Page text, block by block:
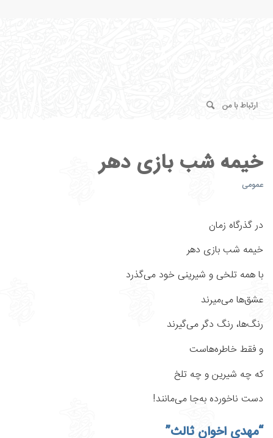
ارتباط با من
خیمه شب بازی دهر
عمومی
در گذرگاه زمان
خیمه شب بازی دهر
با همه تلخی و شیرینی خود می‌گذرد
عشق‌ها می‌میرند
رنگ‌ها، رنگ دگر می‌گیرند
و فقط خاطره‌هاست
که چه شیرین و چه تلخ
دست ناخورده به‌جا می‌مانند!
“مهدی اخوان ثالث”